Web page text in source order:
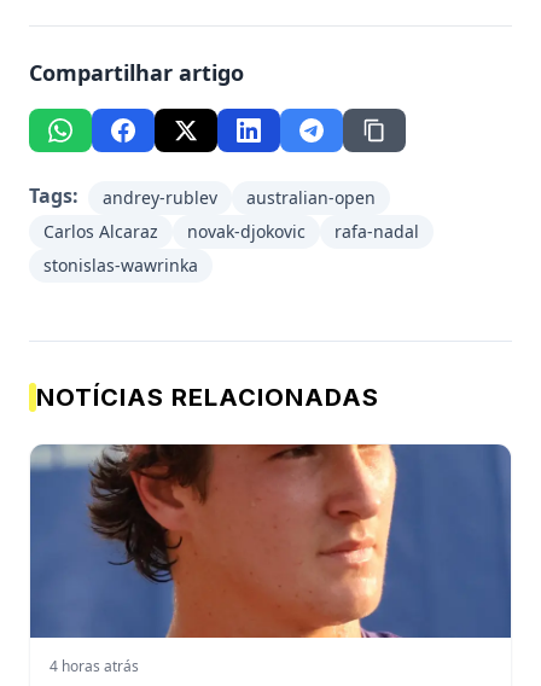
Compartilhar artigo
Tags: andrey-rublev
australian-open
Carlos Alcaraz
novak-djokovic
rafa-nadal
stonislas-wawrinka
NOTÍCIAS RELACIONADAS
4 horas atrás